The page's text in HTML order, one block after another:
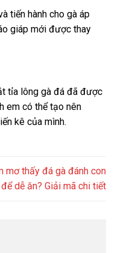
tiến hành cho gà áp
giáp mới được thay
tỉa lông gà đá đã được
em có thể tạo nên
kê của mình.
mơ thấy đá gà đánh con
dễ ăn? Giải mã chi tiết